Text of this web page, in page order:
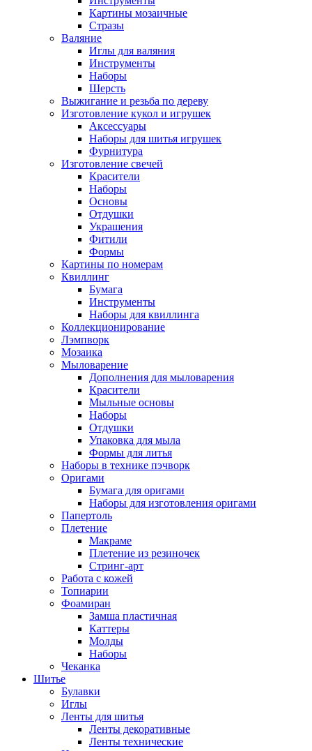
Картины мозаичные
Стразы
Валяние
Иглы для валяния
Инструменты
Наборы
Шерсть
Выжигание и резьба по дереву
Изготовление кукол и игрушек
Аксессуары
Наборы для шитья игрушек
Фурнитура
Изготовление свечей
Красители
Наборы
Основы
Отдушки
Украшения
Фитили
Формы
Картины по номерам
Квиллинг
Бумага
Инструменты
Наборы для квиллинга
Коллекционирование
Лэмпворк
Мозаика
Мыловарение
Дополнения для мыловарения
Красители
Мыльные основы
Наборы
Отдушки
Упаковка для мыла
Формы для литья
Наборы в технике пэчворк
Оригами
Бумага для оригами
Наборы для изготовления оригами
Папертоль
Плетение
Макраме
Плетение из резиночек
Стринг-арт
Работа с кожей
Топиарии
Фоамиран
Замша пластичная
Каттеры
Молды
Наборы
Чеканка
Шитье
Булавки
Иглы
Ленты для шитья
Ленты декоративные
Ленты технические